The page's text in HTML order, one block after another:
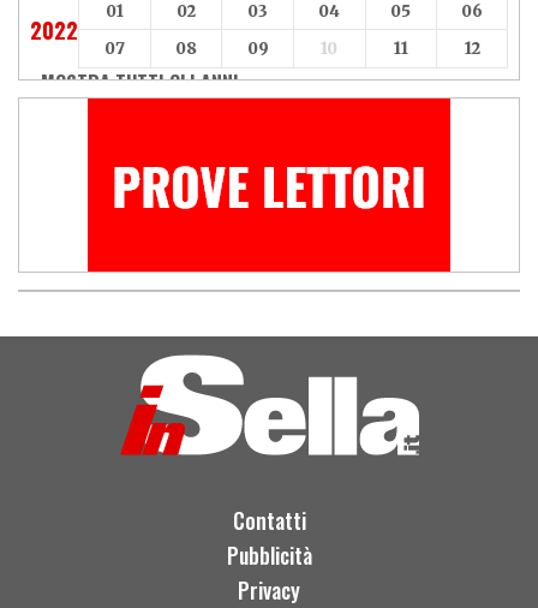
2022
01 02 03 04 05
06
07
08 09 10 11 12
MOSTRA TUTTI GLI ANNI »
Contatti
Pubblicità
Privacy